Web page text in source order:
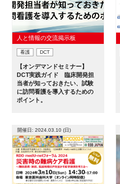
施設ご予約
お問い合わせ
マイページ
イベント
プログラム
人と情報の交流掲示板
看護 DCT
【オンデマンドセミナー】
DCT実践ガイド 臨床開発担
当者が知っておきたい、試験
に訪問看護を導入するための
ポイント。
開催日: 2024.03.10 (日)